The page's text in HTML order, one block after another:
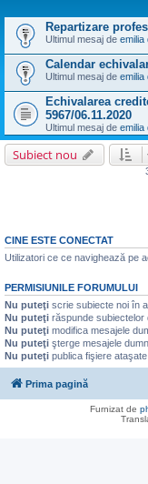
Repartizare
Ultimul mesaj de emilia
Calendar
Ultimul mesaj de emilia
Echivalarea
5967/06.11.2020
Ultimul mesaj de emilia
Subiect nou
CINE ESTE CONECTAT
Utilizatori ce ce navighează pe
PERMISIUNILE FORUMULUI
Nu puteţi scrie subiecte noi în
Nu puteţi răspunde subiectelor
Nu puteţi modifica mesajele
Nu puteţi şterge mesajele
Nu puteţi publica fişiere
Prima pagină
Furnizat de